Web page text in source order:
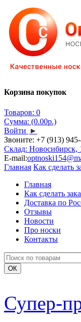
Корзина покупок
Товаров: 0
Сумма: (0.00р.)
Войти ►
Звоните: +7 (913) 945-
Склад: Новосибирск,
E-mail:
Главная Как сделать
Главная
Как сделать
Доставка по
Отзывы
Новости
Про носки
Контакты
Супер-